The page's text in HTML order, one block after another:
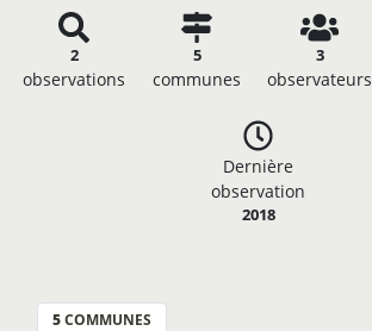
2
observations
5
communes
3
observateurs
Dernière
observation
2018
5COMMUNES